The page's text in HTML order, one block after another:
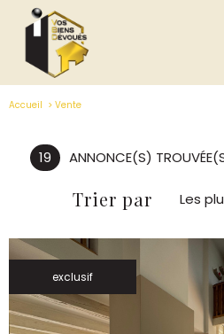
Accueil Vente
19 ANNONCE(S)
Trier par Les
exclusif